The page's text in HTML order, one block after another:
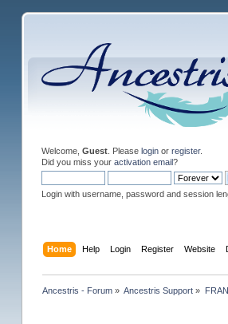
Welcome, Guest. Please loginor register.
Did you miss your activation email?
Login with username, password and session
Home Help Login Register Website
Ancestris - Forum » Ancestris Support »